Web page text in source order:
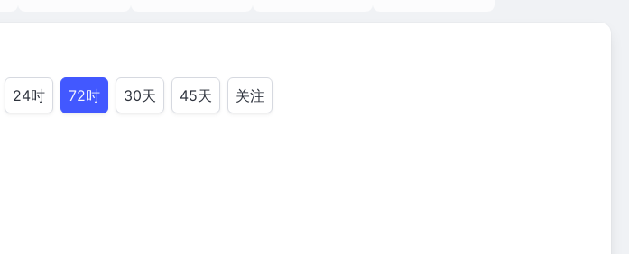
24时 72时 30天 45天 关注